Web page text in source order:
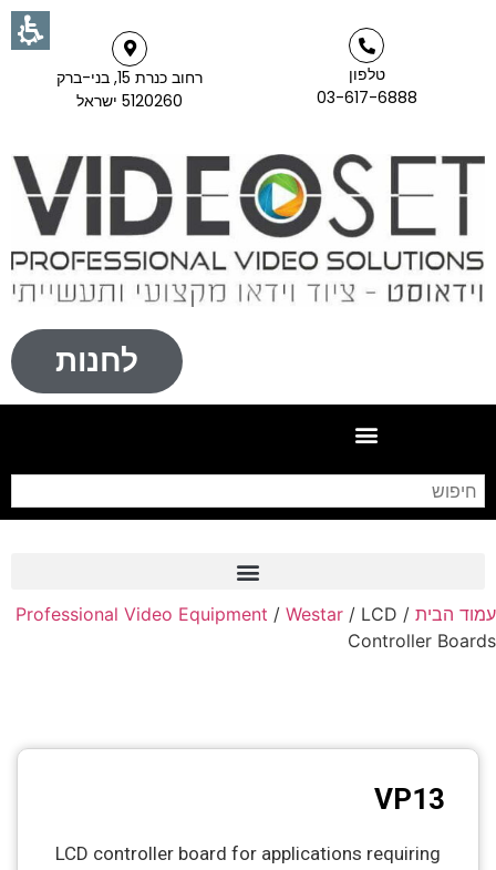
טלפון
03-617-6888
רחוב כנרת 15, בני-ברק
5120260 ישראל
לחנות
Frame Grabber
PTZ Confrence Camera
Professional Video Equipment
עמוד הבית /
Professional Video Equipment / Westar / LCD
Controller Boards
VP13
LCD controller board for applications requiring